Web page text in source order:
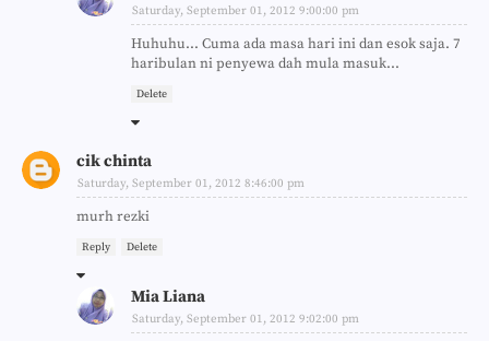
Saturday, September 01, 2012 9:00:00 pm
Huhuhu... Cuma ada masa hari ini dan esok saja. 7
haribulan ni penyewa dah mula masuk...
Delete
cik chinta
Saturday, September 01, 2012 8:46:00 pm
murh rezki
Reply Delete
Mia Liana
Saturday, September 01, 2012 9:02:00 pm